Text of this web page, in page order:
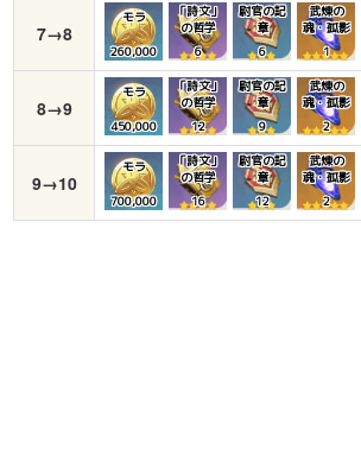
7→8
モラ
260,000
「詩文」
の哲学
6
尉官の記
章
6
武煉の
魂・孤影
1
8→9
モラ
450,000
「詩文」
の哲学
12
尉官の記
章
9
武煉の
魂・孤影
2
9→10
モラ
700,000
「詩文」
の哲学
16
尉官の記
章
12
武煉の
魂・孤影
2